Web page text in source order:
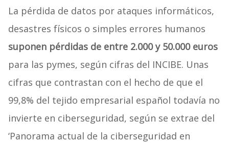
La pérdida de datos por ataques informáticos,
desastres físicos o simples errores humanos
suponen pérdidas de entre 2.000 y 50.000 euros
para las pymes, según cifras del INCIBE. Unas
cifras que contrastan con el hecho de que el
99,8% del tejido empresarial español todavía no
invierte en ciberseguridad, según se extrae del
‘Panorama actual de la ciberseguridad en